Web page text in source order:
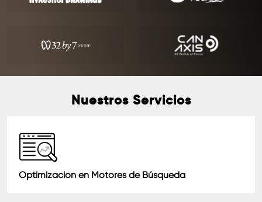
Nuestros Servicios
Optimización en Motores de Búsqueda